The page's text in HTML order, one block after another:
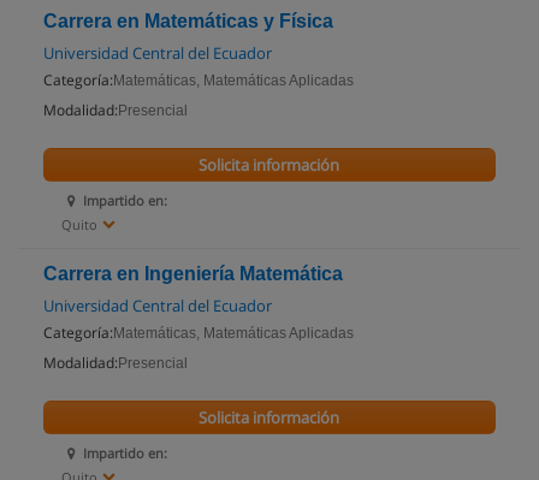
Carrera en Matemáticas y Física
Universidad Central del Ecuador
Categoría: Matemáticas, Matemáticas Aplicadas
Modalidad: Presencial
Impartido en:
Quito
Solicita información
Carrera en Ingeniería Matemática
Universidad Central del Ecuador
Categoría: Matemáticas, Matemáticas Aplicadas
Modalidad: Presencial
Impartido en:
Solicita información